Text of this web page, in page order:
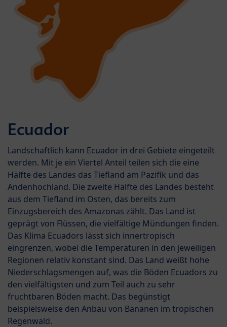
Ecuador
Landschaftlich kann Ecuador in drei Gebiete eingeteilt
werden. Mit je ein Viertel Anteil teilen sich die eine
Hälfte des Landes das Tiefland am Pazifik und das
Andenhochland. Die zweite Hälfte des Landes besteht
aus dem Tiefland im Osten, das bereits zum
Einzugsbereich des Amazonas zählt. Das Land ist
geprägt von Flüssen, die vielfältige Mündungen finden.
Das Klima Ecuadors lässt sich innertropisch
eingrenzen, wobei die Temperaturen in den jeweiligen
Regionen relativ konstant sind. Das Land weißt hohe
Niederschlagsmengen auf, was die Böden Ecuadors zu
den vielfältigsten und zum Teil auch zu sehr
fruchtbaren Böden macht. Das begünstigt
beispielsweise den Anbau von Bananen im tropischen
Regenwald.